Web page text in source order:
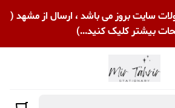
سایت بروز می باشد ، ارسال از مشهد (
بیشتر کلیک کنید...)